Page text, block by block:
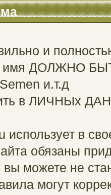
и
имя ДОЛЖНО
и.т.д
в ЛИЧНЫх
использует в
обязаны
вы можете не
могут